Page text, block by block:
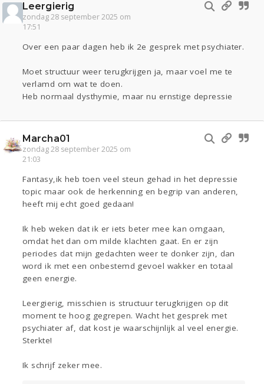
Leergierig
zondag 28 september 2025 om
17:51
Over een paar dagen heb ik 2e gesprek met psychiater.
Moet structuur weer terugkrijgen ja, maar voel me te
verlamd om wat te doen.
Heb normaal dysthymie, maar nu ernstige depressie
Marcha01
zondag 28 september 2025 om
21:03
Fantasy,ik heb toen veel steun gehad in het depressie
topic maar ook de herkenning en begrip van anderen,
heeft mij echt goed gedaan!
Ik heb weken dat ik er iets beter mee kan omgaan,
omdat het dan om milde klachten gaat. En er zijn
periodes dat mijn gedachten weer te donker zijn, dan
word ik met een onbestemd gevoel wakker en totaal
geen energie.
Leergierig, misschien is structuur terugkrijgen op dit
moment te hoog gegrepen. Wacht het gesprek met
psychiater af, dat kost je waarschijnlijk al veel energie.
Sterkte!
Ik schrijf zeker mee.